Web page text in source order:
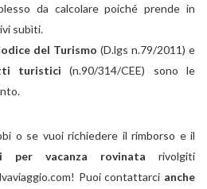
da calcolare poiché prende in
subìti.
del Turismo (D.lgs n.79/2011) e
turistici(n.90/314/CEE) sono le
o se vuoi richiedere il rimborso e il
per vacanza rovinata rivolgiti
Puoi contattarci anche